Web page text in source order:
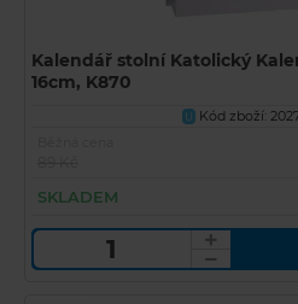
Kalendář stolní Katolický
16cm, K870
U
Kód zboží:
SKLADEM